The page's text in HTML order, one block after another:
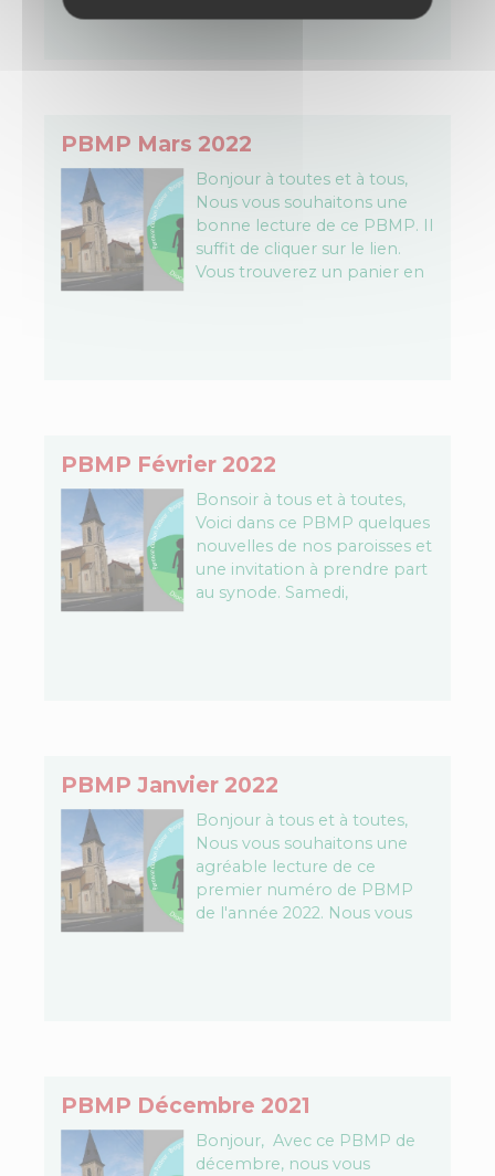
PBMP Mars 2022
Bonjour à toutes et à tous,
Nous vous souhaitons une
bonne lecture de ce PBMP. Il
suffit de cliquer sur le lien.
Vous trouverez un panier en
PBMP Février 2022
Bonsoir à tous et à toutes,
Voici dans ce PBMP quelques
nouvelles de nos paroisses et
une invitation à prendre part
au synode. Samedi,
PBMP Janvier 2022
Bonjour à tous et à toutes,
Nous vous souhaitons une
agréable lecture de ce
premier numéro de PBMP
de l'année 2022. Nous vous
PBMP Décembre 2021
Bonjour, Avec ce PBMP de
décembre, nous vous